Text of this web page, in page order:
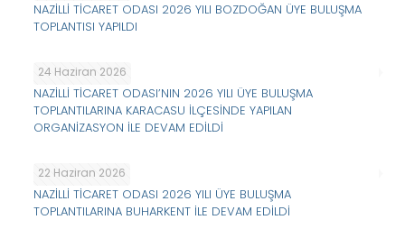
NAZİLLİ TİCARET ODASI 2026 YILI BOZDOĞAN ÜYE BULUŞMA
TOPLANTISI YAPILDI
24 Haziran 2026
NAZİLLİ TİCARET ODASI’NIN 2026 YILI ÜYE BULUŞMA
TOPLANTILARINA KARACASU İLÇESİNDE YAPILAN
ORGANİZASYON İLE DEVAM EDİLDİ
22 Haziran 2026
NAZİLLİ TİCARET ODASI 2026 YILI ÜYE BULUŞMA
TOPLANTILARINA BUHARKENT İLE DEVAM EDİLDİ